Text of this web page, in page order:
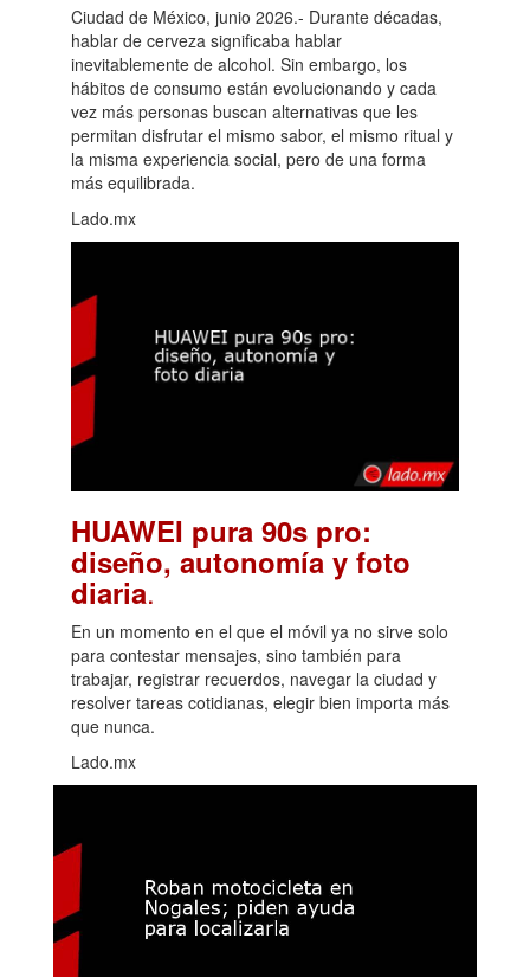
Ciudad de México, junio 2026.- Durante décadas,
hablar de cerveza significaba hablar
inevitablemente de alcohol. Sin embargo, los
hábitos de consumo están evolucionando y cada
vez más personas buscan alternativas que les
permitan disfrutar el mismo sabor, el mismo ritual y
la misma experiencia social, pero de una forma
más equilibrada.
Lado.mx
HUAWEI pura 90s pro:
diseño, autonomía y foto
diaria.
En un momento en el que el móvil ya no sirve solo
para contestar mensajes, sino también para
trabajar, registrar recuerdos, navegar la ciudad y
resolver tareas cotidianas, elegir bien importa más
que nunca.
Lado.mx